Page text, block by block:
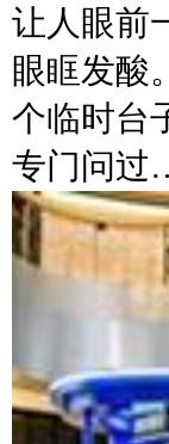
让人眼前
眼眶发酸
个临时台
专门问过